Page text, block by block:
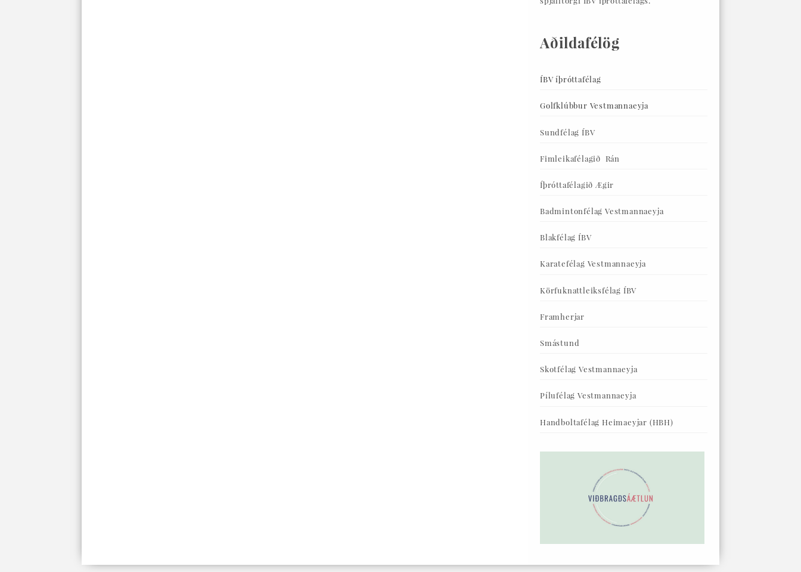
Aðildafélög
ÍBV íþróttafélag
Golfklúbbur Vestmannaeyja
Sundfélag ÍBV
Fimleikafélagið Rán
Íþróttafélagið Ægir
Badmintonfélag Vestmannaeyja
Blakfélag ÍBV
Karatefélag Vestmannaeyja
Körfuknattleiksfélag ÍBV
Framherjar
Smástund
Skotfélag Vestmannaeyja
Pílufélag Vestmannaeyja
Handboltafélag Heimaeyjar (HBH)